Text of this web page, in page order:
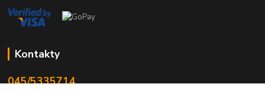
Kontakty
045/5335714